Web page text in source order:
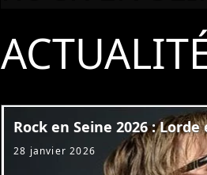
Rock en Seine 2026 :
28 janvier 2026